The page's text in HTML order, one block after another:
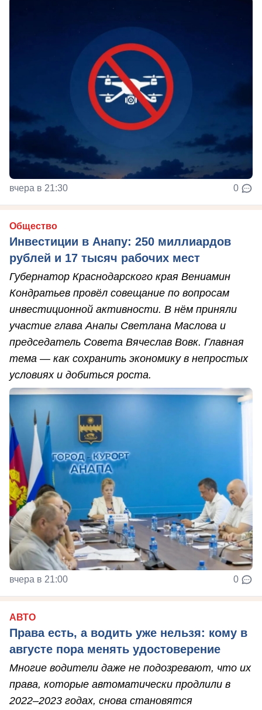
вчера в 21:30 0
Общество
Инвестиции в Анапу: 250 миллиардов
рублей и 17 тысяч рабочих мест
Губернатор Краснодарского края Вениамин
Кондратьев провёл совещание по вопросам
инвестиционной активности. В нём приняли
участие глава Анапы Светлана Маслова и
председатель Совета Вячеслав Вовк. Главная
тема — как сохранить экономику в непростых
условиях и добиться роста.
вчера в 21:00 0
АВТО
Права есть, а водить уже нельзя: кому в
августе пора менять удостоверение
Многие водители даже не подозревают, что их
права, которые автоматически продлили в
2022–2023 годах, снова становятся